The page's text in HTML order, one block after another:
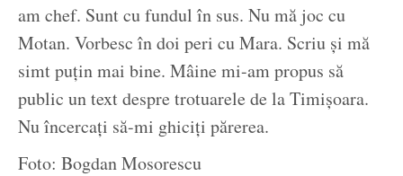
am chef. Sunt cu fundul în sus. Nu mă joc cu
Motan. Vorbesc în doi peri cu Mara. Scriu și mă
simt puțin mai bine. Mâine mi-am propus să
public un text despre trotuarele de la Timișoara.
Nu încercați să-mi ghiciți părerea.
Foto: Bogdan Mosorescu